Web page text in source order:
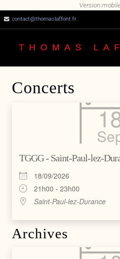
contact@thomaslaffont.fr
THOMAS
Concerts
TGGG - Saint-Paul-lez-
18/09/2026
21h00 - 23h00
Saint-Paul-lez-Durance
Archives